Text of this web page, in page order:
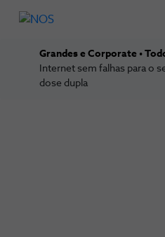
Grandes e Corporate
Internet sem falhas para o
dose dupla